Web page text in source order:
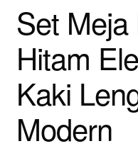
Set
Hitam
Kaki
Modern